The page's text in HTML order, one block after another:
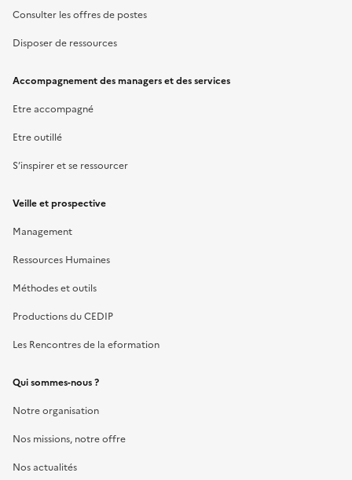
Consulter les offres de postes
Disposer de ressources
Accompagnement des managers et des services
Etre accompagné
Etre outillé
S’inspirer et se ressourcer
Veille et prospective
Management
Ressources Humaines
Méthodes et outils
Productions du CEDIP
Les Rencontres de la eformation
Qui sommes-nous ?
Notre organisation
Nos missions, notre offre
Nos actualités